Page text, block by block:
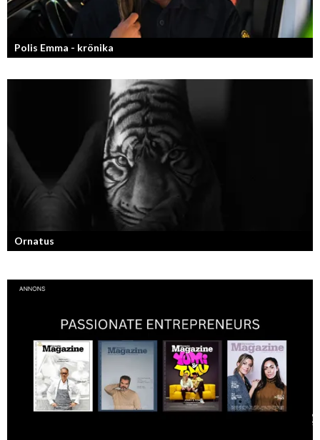
Polis Emma - krönika
Kan jag snälla få prata med dig igen, för du va så bra att prata med.
Ornatus
En av svergies mest talangfyllda tatuerare. Läs om hans historia och